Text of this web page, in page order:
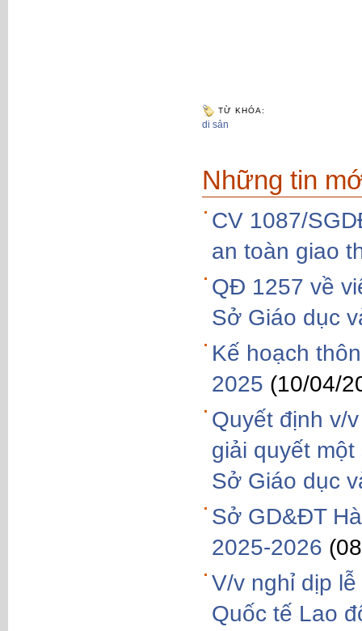
TỪ KHÓA:
di sản
Những tin
CV 1087/
an toàn giao
QĐ 1257 về
Sở Giáo dục
Kế hoạch
2025 (10/04/
Quyết định v/
giải quyết
Sở Giáo dục
Sở GD&ĐT
2025-2026
V/v nghỉ dịp
Quốc tế Lao